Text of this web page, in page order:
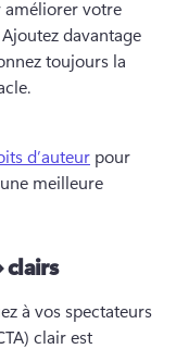
améliorer votre
Ajoutez davantage
toujours la
d’auteur pour
meilleure
clairs
à vos spectateurs
clair est